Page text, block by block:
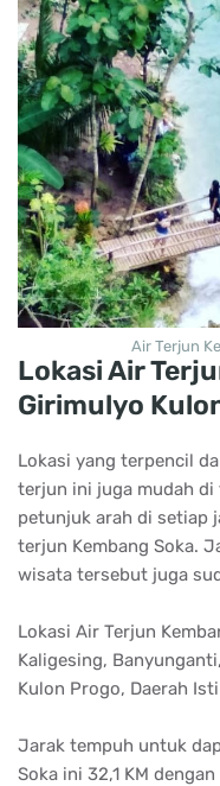
Air Terjun
Lokasi Air
Girimulyo
Lokasi yang terpencil
terjun ini juga mudah di
petunjuk arah di setiap
terjun Kembang Soka.
wisata tersebut juga
Lokasi Air Terjun
Kaligesing,
Kulon Progo, Daerah
Jarak tempuh untuk
Soka ini 32,1 KM